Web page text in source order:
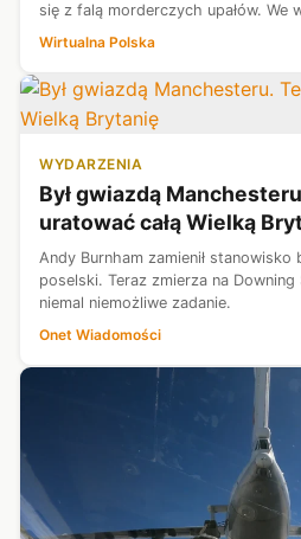
się z falą morderczych upałów. We
departamentach obowiązuje
Wirtualna Polska
WYDARZENIA
Był gwiazdą
uratować całą Wielką
Andy Burnham zamienił stanowisko
poselski. Teraz zmierza na
niemal niemożliwe zadanie.
Onet Wiadomości